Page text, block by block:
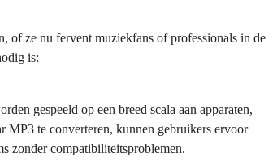
of ze nu fervent muziekfans of professionals in de
is:
gespeeld op een breed scala aan apparaten,
MP3 te converteren, kunnen gebruikers ervoor
zonder compatibiliteitsproblemen.